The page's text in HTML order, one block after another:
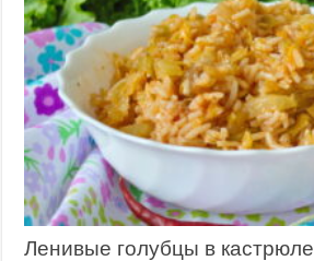
Ленивые голубцы в кастрюле